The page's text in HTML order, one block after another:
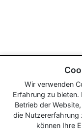
Wir verwenden
Erfahrung zu
Betrieb der
die Nutzererfahrung
können Ihre